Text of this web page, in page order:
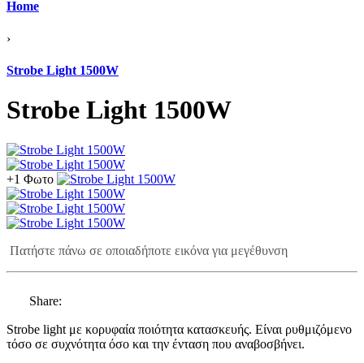
Home
›
Strobe Light 1500W
Strobe Light 1500W
+1 Φωτο
Πατήστε πάνω σε οποιαδήποτε εικόνα για μεγέθυνση
Share:
Strobe light με κορυφαία ποιότητα κατασκευής. Είναι ρυθμιζόμενο
τόσο σε συχνότητα όσο και την ένταση που αναβοσβήνει.